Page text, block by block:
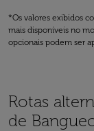
*Os valores exibidos
mais disponíveis no
opcionais podem ser
Rotas
de